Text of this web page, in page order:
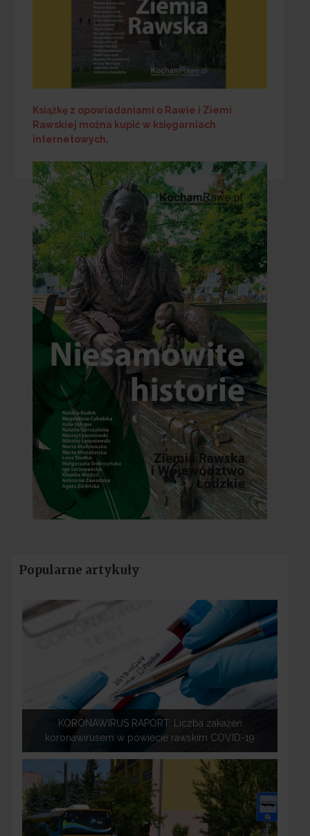
Książkę z opowiadaniami o Rawie i Ziemi
Rawskiej można kupić w księgarniach
internetowych.
Popularne artykuły
KORONAWIRUS RAPORT: Liczba zakażeń
koronawirusem w powiecie rawskim COVID-19